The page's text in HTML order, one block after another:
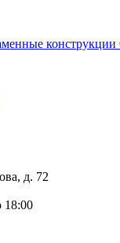
д. 72
18:00